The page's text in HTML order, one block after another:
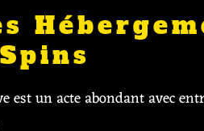
est un acte abondant avec